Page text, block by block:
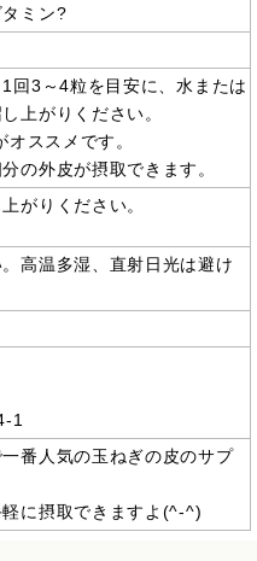
ミン?
回3～4粒を目安に、水または
上がりください。
ススメです。
の外皮が摂取できます。
がりください。
高温多湿、直射日光は避け
1
番人気の玉ねぎの皮のサプ
に摂取できますよ(^-^)